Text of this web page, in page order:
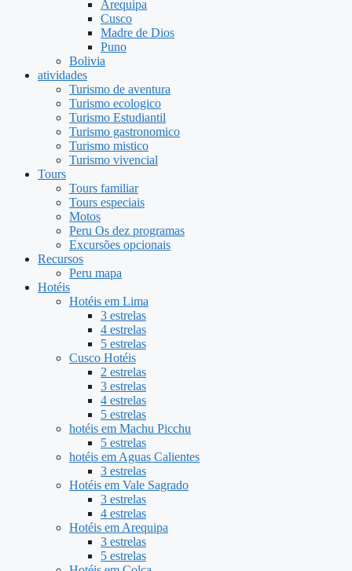
Arequipa
Cusco
Madre de Dios
Puno
Bolivia
atividades
Turismo de aventura
Turismo ecologico
Turismo Estudiantil
Turismo gastronomico
Turismo mistico
Turismo vivencial
Tours
Tours familiar
Tours especiais
Motos
Peru Os dez programas
Excursões opcionais
Recursos
Peru mapa
Hotéis
Hotéis em Lima
3 estrelas
4 estrelas
5 estrelas
Cusco Hotéis
2 estrelas
3 estrelas
4 estrelas
5 estrelas
hotéis em Machu Picchu
5 estrelas
hotéis em Aguas Calientes
3 estrelas
Hotéis em Vale Sagrado
3 estrelas
4 estrelas
Hotéis em Arequipa
3 estrelas
5 estrelas